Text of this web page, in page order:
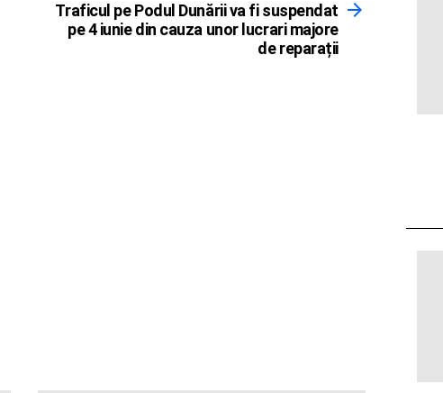
Traficul pe Podul Dunării va fi suspendat
pe 4 iunie din cauza unor lucrari majore
de reparații